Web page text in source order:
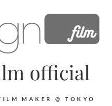
official
MAKER @ TOKYO